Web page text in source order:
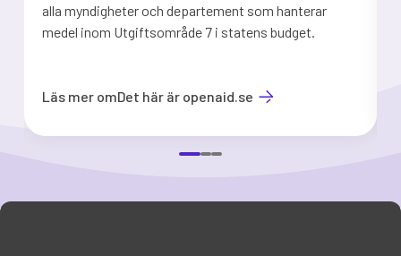
alla myndigheter och departement som hanterar
medel inom Utgiftsområde 7 i statens budget.
Läs mer omDet här är openaid.se